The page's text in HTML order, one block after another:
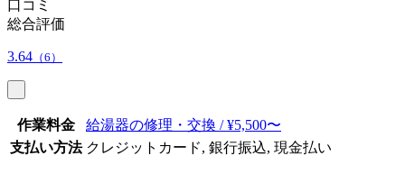
口コミ
総合評価
3.64 （6）
作業料金
給湯器の修理・交換 / ¥5,500〜
支払い方法 クレジットカード, 銀行振込, 現金払い